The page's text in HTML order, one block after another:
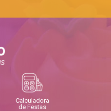
Calculadora
de Festas